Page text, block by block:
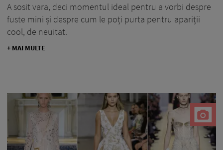
A sosit vara, deci momentul ideal pentru a vorbi despre
fuste mini și despre cum le poți purta pentru apariții
cool, de neuitat.
+ MAI MULTE